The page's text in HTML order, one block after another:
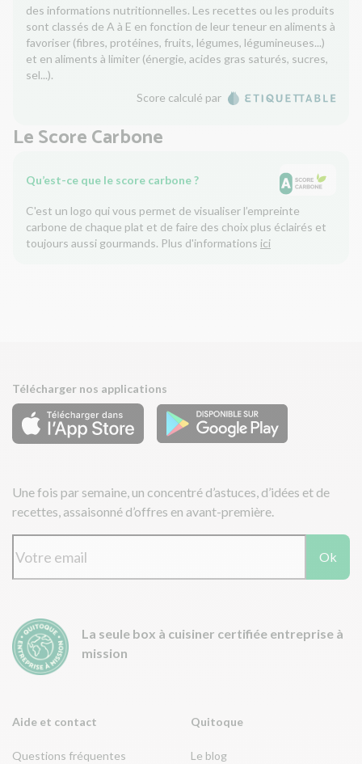
des informations nutritionnelles. Les recettes ou les produits
sont classés de A à E en fonction de leur teneur en aliments à
favoriser (fibres, protéines, fruits, légumes, légumineuses...)
et en aliments à limiter (énergie, acides gras saturés, sucres,
sel...).
Score calculé par
Le Score Carbone
Qu’est-ce que le score carbone ?
C'est un logo qui vous permet de visualiser l’empreinte
carbone de chaque plat et de faire des choix plus éclairés et
toujours aussi gourmands. Plus d'informations ici
Aide et contact
Questions fréquentes
Quitoque
Le blog
Télécharger nos applications
Une fois par semaine, un concentré d’astuces, d’idées et de
recettes, assaisonné d’offres en avant-première.
Ok
La seule box à cuisiner certifiée entreprise à
mission